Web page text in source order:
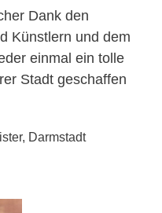
Dank den
Künstlern und dem
einmal ein tolle
Stadt geschaffen
Darmstadt